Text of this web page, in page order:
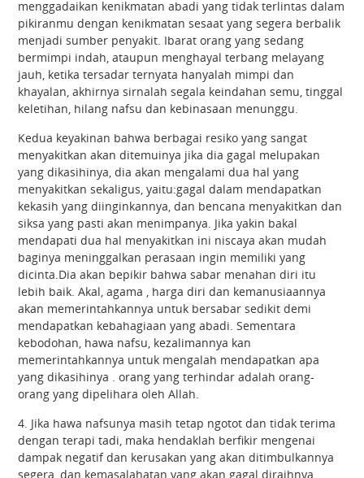
menggadaikan kenikmatan abadi yang tidak terlintas dalam
pikiranmu dengan kenikmatan sesaat yang segera berbalik
menjadi sumber penyakit. Ibarat orang yang sedang
bermimpi indah, ataupun menghayal terbang melayang
jauh, ketika tersadar ternyata hanyalah mimpi dan
khayalan, akhirnya sirnalah segala keindahan semu, tinggal
keletihan, hilang nafsu dan kebinasaan menunggu.
Kedua keyakinan bahwa berbagai resiko yang sangat
menyakitkan akan ditemuinya jika dia gagal melupakan
yang dikasihinya, dia akan mengalami dua hal yang
menyakitkan sekaligus, yaitu:gagal dalam mendapatkan
kekasih yang diinginkannya, dan bencana menyakitkan dan
siksa yang pasti akan menimpanya. Jika yakin bakal
mendapati dua hal menyakitkan ini niscaya akan mudah
baginya meninggalkan perasaan ingin memiliki yang
dicinta.Dia akan bepikir bahwa sabar menahan diri itu
lebih baik. Akal, agama , harga diri dan kemanusiaannya
akan memerintahkannya untuk bersabar sedikit demi
mendapatkan kebahagiaan yang abadi. Sementara
kebodohan, hawa nafsu, kezalimannya kan
memerintahkannya untuk mengalah mendapatkan apa
yang dikasihinya . orang yang terhindar adalah orang-
orang yang dipelihara oleh Allah.
4. Jika hawa nafsunya masih tetap ngotot dan tidak terima
dengan terapi tadi, maka hendaklah berfikir mengenai
dampak negatif dan kerusakan yang akan ditimbulkannya
segera, dan kemasalahatan yang akan gagal diraihnya.